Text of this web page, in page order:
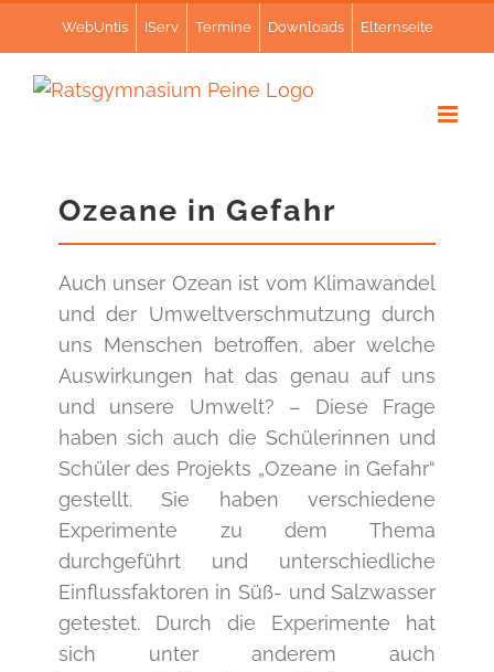
springen
WebUntis IServ Termine Downloads Elternseite
Ozeane in Gefahr
Auch unser Ozean ist vom Klimawandel
und der Umweltverschmutzung durch
uns Menschen betroffen, aber welche
Auswirkungen hat das genau auf uns
und unsere Umwelt? – Diese Frage
haben sich auch die Schülerinnen und
Schüler des Projekts „Ozeane in Gefahr“
gestellt. Sie haben verschiedene
Experimente zu dem Thema
durchgeführt und unterschiedliche
Einflussfaktoren in Süß- und Salzwasser
getestet. Durch die Experimente hat
sich unter anderem auch